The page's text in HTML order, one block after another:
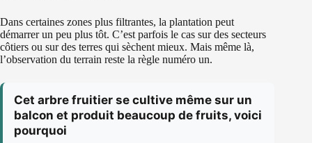
Dans certaines zones plus filtrantes, la plantation peut
démarrer un peu plus tôt. C’est parfois le cas sur des secteurs
côtiers ou sur des terres qui sèchent mieux. Mais même là,
l’observation du terrain reste la règle numéro un.
Cet arbre fruitier se cultive même sur un
balcon et produit beaucoup de fruits, voici
pourquoi